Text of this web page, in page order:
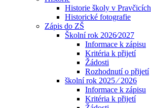
Historie školy v Pravčicích
Historické fotografie
Zápis do ZŠ
Školní rok 2026⁄2027
Informace k zápisu
Kritéria k přijetí
Žádosti
Rozhodnutí o přijetí
školní rok 2025 ⁄ 2026
Informace k zápisu
Kritéria k přijetí